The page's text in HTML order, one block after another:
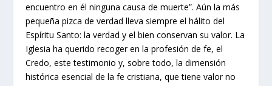
encuentro en él ninguna causa de muerte”. Aún la más
pequeña pizca de verdad lleva siempre el hálito del
Espíritu Santo: la verdad y el bien conservan su valor. La
Iglesia ha querido recoger en la profesión de fe, el
Credo, este testimonio y, sobre todo, la dimensión
histórica esencial de la fe cristiana, que tiene valor no